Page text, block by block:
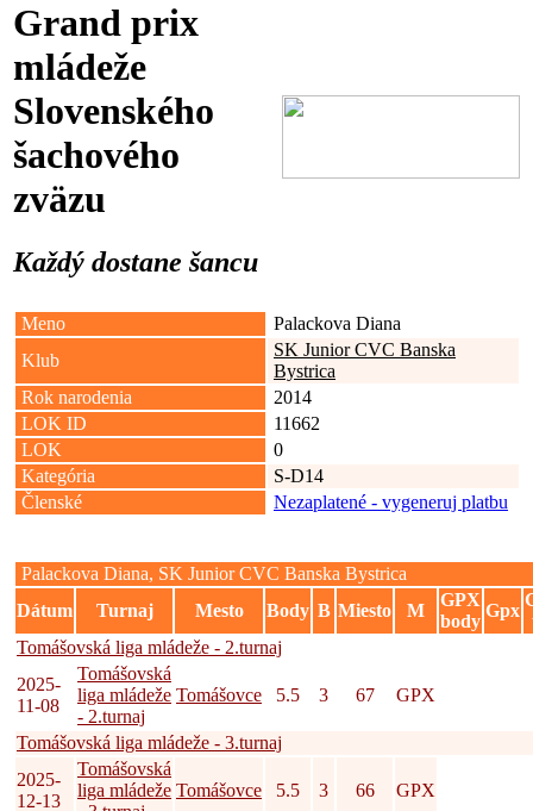
Grand prix
mládeže
Slovenského
šachového
zväzu
Každý dostane šancu
Meno
Palackova Diana
Klub
SK Junior CVC Banska
Bystrica
Rok narodenia
2014
LOK ID
11662
LOK
0
Kategória
S-D14
Členské
Nezaplatené - vygeneruj platbu
Palackova Diana, SK Junior CVC Banska Bystrica
Dátum
Turnaj Mesto Body B Miesto M
GPX
body
Gpx
Tomášovská liga mládeže - 2.turnaj
2025-
11-08
Tomášovská
liga mládeže
- 2.turnaj
Tomášovce 5.5 3 67 GPX
Tomášovská liga mládeže - 3.turnaj
2025-
12-13
Tomášovská
liga mládeže Tomášovce 5.5 3 66 GPX